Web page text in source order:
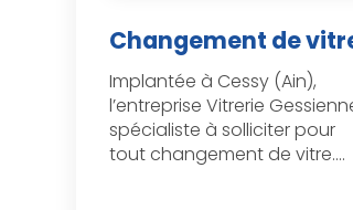
Changement de
Implantée à Cessy (Ain),
l’entreprise Vitrerie
spécialiste à solliciter pour
tout changement de vitre....